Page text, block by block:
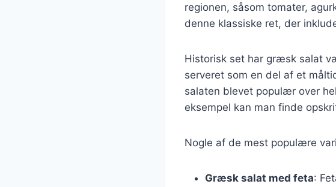
regionen, såsom tomater,
denne klassiske ret, der
Historisk set har græsk salat
serveret som en del af et
salaten blevet populær over
eksempel kan man finde
Nogle af de mest populære
Græsk salat med feta: